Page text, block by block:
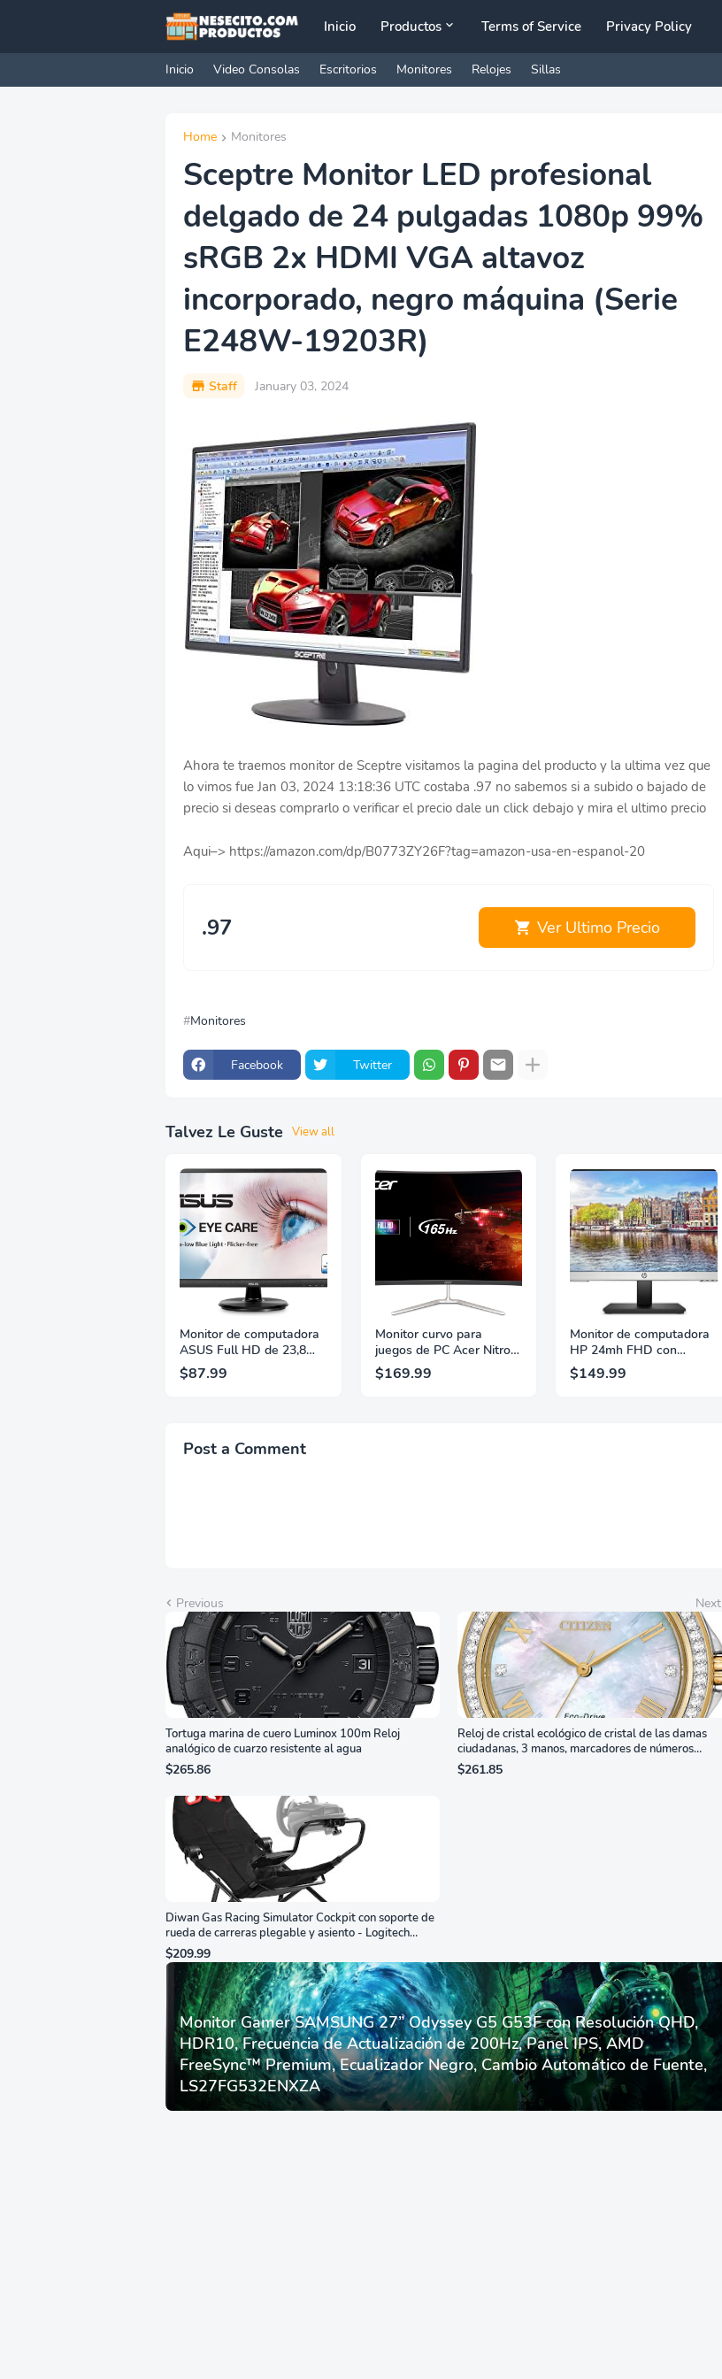
Inicio Productos Terms of Service Privacy Policy
Inicio Video Consolas Escritorios Monitores Relojes Sillas
Home Monitores
Sceptre Monitor LED profesional
delgado de 24 pulgadas 1080p 99%
sRGB 2x HDMI VGA altavoz
incorporado, negro máquina (Serie
E248W-19203R)
Staff January 03, 2024
Ahora te traemos monitor de Sceptre visitamos la pagina del producto y la ultima vez que
lo vimos fue Jan 03, 2024 13:18:36 UTC costaba .97 no sabemos si a subido o bajado de
precio si deseas comprarlo o verificar el precio dale un click debajo y mira el ultimo precio
Aqui–> https://amazon.com/dp/B0773ZY26F?tag=amazon-usa-en-espanol-20
.97 Ver Ultimo Precio
Monitores
Facebook Twitter
Talvez Le Guste View all
Monitor de computadora
ASUS Full HD de 23,8
pulgadas, 1080p, HDMI,
VGA, cuidado de la vista,
$87.99
Monitor curvo para
juegos de PC Acer Nitro
31.5" FHD 1920 x 1080
1500R | AMD FreeSync
$169.99
Monitor de computadora
HP 24mh FHD con
pantalla IPS de 23,8
pulgadas (1080p) -
$149.99
Post a Comment
Previous Next
Tortuga marina de cuero Luminox 100m Reloj
analógico de cuarzo resistente al agua
$265.86
Reloj de cristal ecológico de cristal de las damas
ciudadanas, 3 manos, marcadores de números
romanos, dial de nácar
$261.85
Diwan Gas Racing Simulator Cockpit con soporte de
rueda de carreras plegable y asiento - Logitech
G29/920/923/27/25, Thrustmaster
T248/X/T300RS/T150/458/TX
$209.99
Monitor Gamer SAMSUNG 27” Odyssey G5 G53F con Resolución QHD,
HDR10, Frecuencia de Actualización de 200Hz, Panel IPS, AMD
FreeSync™ Premium, Ecualizador Negro, Cambio Automático de Fuente,
LS27FG532ENXZA